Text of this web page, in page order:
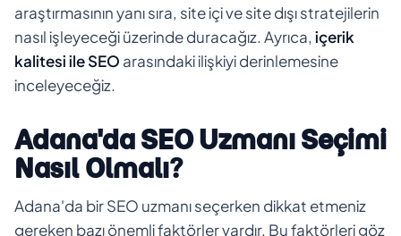
araştırmasının yanı sıra, site içi ve site dışı stratejilerin
nasıl işleyeceği üzerinde duracağız. Ayrıca, içerik
kalitesi ile SEO arasındaki ilişkiyi derinlemesine
inceleyeceğiz.
Adana'da SEO Uzmanı Seçimi
Nasıl Olmalı?
Adana'da bir SEO uzmanı seçerken dikkat etmeniz
gereken bazı önemli faktörler vardır. Bu faktörleri göz